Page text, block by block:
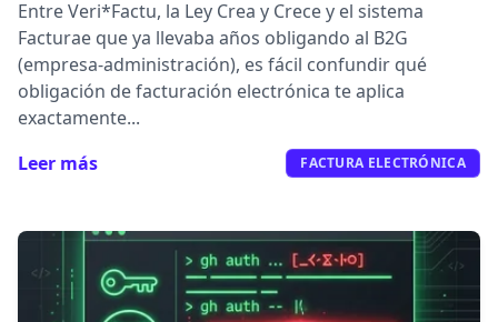
Entre Veri*Factu, la Ley Crea y Crece y el sistema
Facturae que ya llevaba años obligando al B2G
(empresa-administración), es fácil confundir qué
obligación de facturación electrónica te aplica
exactamente...
Leer más
FACTURA ELECTRÓNICA